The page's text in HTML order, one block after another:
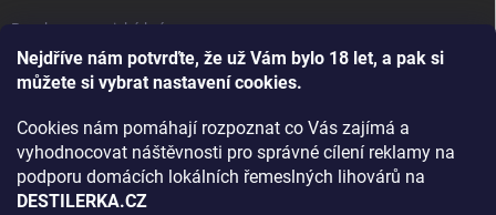
Nejdříve nám potvrďte, že už Vám bylo 18 let, a pak si
můžete si vybrat nastavení cookies.
Cookies nám pomáhají rozpoznat co Vás zajímá a
vyhodnocovat náštěvnosti pro správné cílení reklamy na
podporu domácích lokálních řemeslných lihovárů na
DESTILERKA.CZ
Bourbon, americká krása.
Napsali v TÝDNU o naší práci
Rozhovor s DESTILERKA.CZ v magazínu DRINKING-CAT
Jak vybrat dárek na Vánoce